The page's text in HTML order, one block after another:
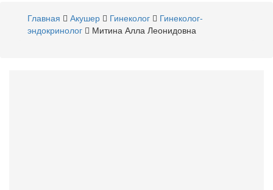
Главная
Акушер Гинеколог
Гинеколог-
эндокринолог
Митина Алла Леонидовна